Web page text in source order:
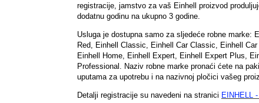
registracije, jamstvo za vaš Einhell proizvod
dodatnu godinu na ukupno 3 godine.
Usluga je dostupna samo za sljedeće robne marke:
Red, Einhell Classic, Einhell Car Classic, Einhell
Einhell Home, Einhell Expert, Einhell Expert Plus,
Professional. Naziv robne marke pronaći ćete na
uputama za upotrebu i na nazivnoj pločici vašeg
Detalji registracije su navedeni na stranici EINHELL